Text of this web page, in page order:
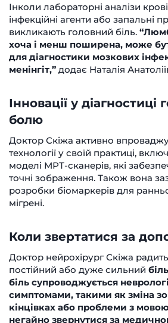
Інколи лабораторні аналізи
інфекційні агенти або запальні
викликають головний біль.
хоча і менш поширена, може
для діагностики мозкових
менінгіт,” додає Наталія
Інновації у діагностиці
болю
Доктор Скіжа активно
технології у своїй практиці,
моделі МРТ-сканерів, які
точні зображення. Також вона
розробки біомаркерів для
мігрені.
Коли звертатися за
Доктор нейрохірург Скіжа
постійний або дуже сильний
біль супроводжується
симптомами, такими як зміна
кінцівках або проблеми з
негайно звернутися за